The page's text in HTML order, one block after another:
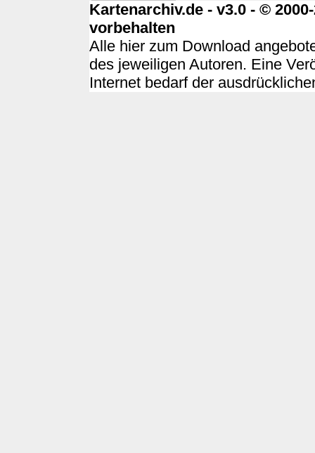
Kartenarchiv.de - v3.0 - ©
vorbehalten
Alle hier zum Download
des jeweiligen Autoren. Eine
Internet bedarf der